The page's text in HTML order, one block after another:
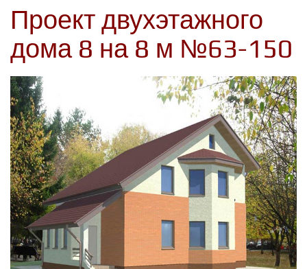
Проект двухэтажного
дома 8 на 8 м №63-150